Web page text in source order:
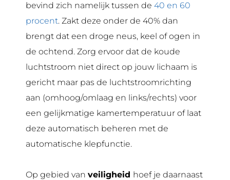
bevind zich namelijk tussen de 40 en 60
procent. Zakt deze onder de 40% dan
brengt dat een droge neus, keel of ogen in
de ochtend. Zorg ervoor dat de koude
luchtstroom niet direct op jouw lichaam is
gericht maar pas de luchtstroomrichting
aan (omhoog/omlaag en links/rechts) voor
een gelijkmatige kamertemperatuur of laat
deze automatisch beheren met de
automatische klepfunctie.
Op gebied van veiligheid hoef je daarnaast